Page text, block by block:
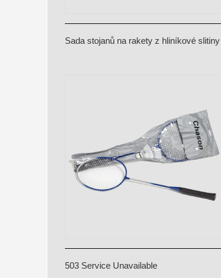
Sada stojanů na rakety z hliníkové slitiny
503 Service Unavailable